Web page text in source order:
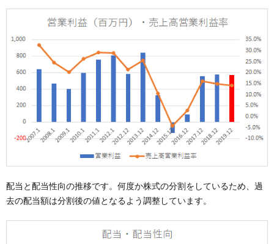
配当と配当性向の推移です。何度か株式の分割をしているため、過
去の配当額は分割後の値となるよう調整しています。